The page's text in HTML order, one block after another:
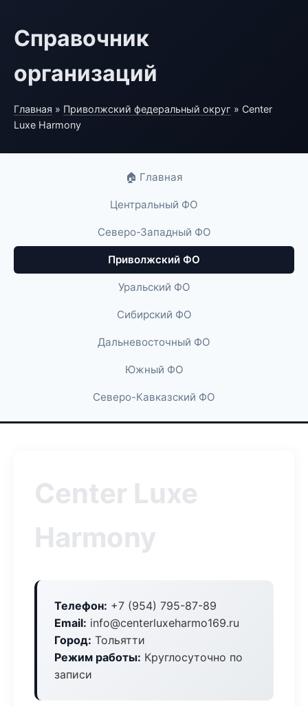
Справочник
организаций
Главная » Приволжский федеральный округ » Center
Luxe Harmony
🏠 Главная
Центральный ФО
Северо-Западный ФО
Приволжский ФО
Уральский ФО
Сибирский ФО
Дальневосточный ФО
Южный ФО
Северо-Кавказский ФО
Center Luxe
Harmony
Телефон: +7 (954) 795-87-89
Email: info@centerluxeharmo169.ru
Город: Тольятти
Режим работы: Круглосуточно по
записи